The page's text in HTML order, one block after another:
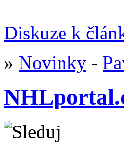
Diskuze k
» Novinky -